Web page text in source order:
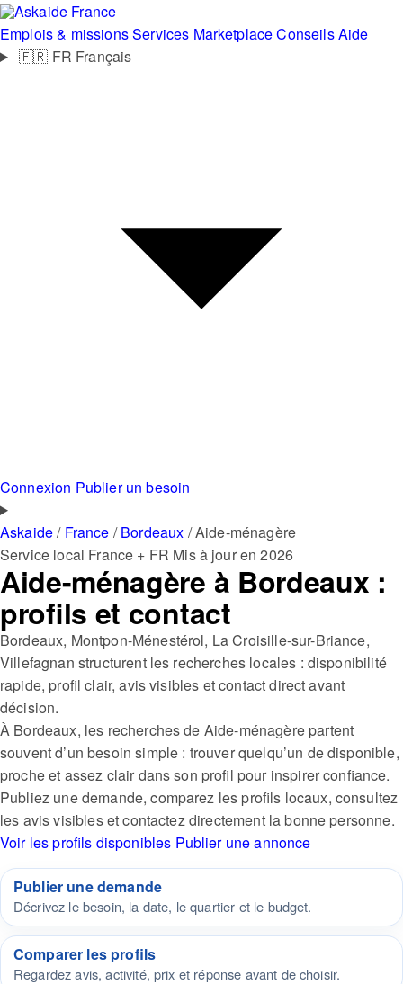
France
Emplois & missionsServices MarketplaceConseilsAide
🇫🇷 FR Français
Connexion Publier un besoin
Askaide/ France / Bordeaux /Aide-ménagère
Service local France + FR Mis à jour en 2026
Aide-ménagère à Bordeaux :
profils et contact
Bordeaux, Montpon-Ménestérol, La Croisille-sur-Briance,
Villefagnan structurent les recherches locales : disponibilité
rapide, profil clair, avis visibles et contact direct avant
décision.
À Bordeaux, les recherches de Aide-ménagère partent
souvent d’un besoin simple : trouver quelqu’un de disponible,
proche et assez clair dans son profil pour inspirer confiance.
Publiez une demande, comparez les profils locaux, consultez
les avis visibles et contactez directement la bonne personne.
Voir les profils disponibles Publier une annonce
Publier une demande
Décrivez le besoin, la date, le quartier et le budget.
Comparer les profils
Regardez avis, activité, prix et réponse avant de choisir.